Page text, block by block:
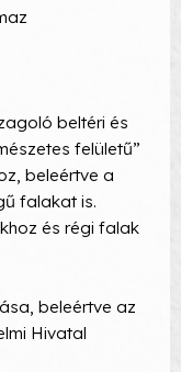
beltéri és
felületű”
beleértve a
falakat is.
és régi falak
beleértve az
Hivatal